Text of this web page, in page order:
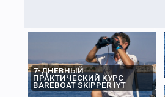
7-ДНЕВНЫЙ
ПРАКТИЧЕСКИЙ КУРС
BAREBOAT SKIPPER IYT